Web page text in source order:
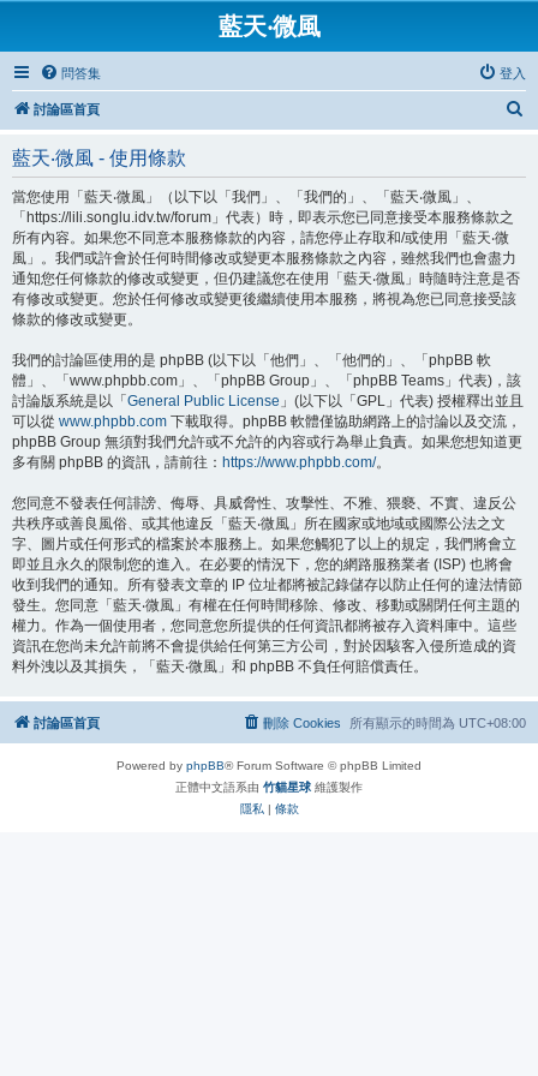
藍天‧微風
問答集 登入
討論區首頁
藍天‧微風 - 使用條款
當您使用「藍天‧微風」（以下以「我們」、「我們的」、「藍天‧微風」、
「https://lili.songlu.idv.tw/forum」代表）時，即表示您已同意接受本服務條款之
所有內容。如果您不同意本服務條款的內容，請您停止存取和/或使用「藍天‧微
風」。我們或許會於任何時間修改或變更本服務條款之內容，雖然我們也會盡力
通知您任何條款的修改或變更，但仍建議您在使用「藍天‧微風」時隨時注意是否
有修改或變更。您於任何修改或變更後繼續使用本服務，將視為您已同意接受該
條款的修改或變更。
我們的討論區使用的是 phpBB (以下以「他們」、「他們的」、「phpBB 軟
體」、「www.phpbb.com」、「phpBB Group」、「phpBB Teams」代表)，該
討論版系統是以「 General Public License 」(以下以「GPL」代表) 授權釋出並且
可以從 www.phpbb.com 下載取得。phpBB 軟體僅協助網路上的討論以及交流，
phpBB Group 無須對我們允許或不允許的內容或行為舉止負責。如果您想知道更
多有關 phpBB 的資訊，請前往： https://www.phpbb.com/。
您同意不發表任何誹謗、侮辱、具威脅性、攻擊性、不雅、猥褻、不實、違反公
共秩序或善良風俗、或其他違反「藍天‧微風」所在國家或地域或國際公法之文
字、圖片或任何形式的檔案於本服務上。如果您觸犯了以上的規定，我們將會立
即並且永久的限制您的進入。在必要的情況下，您的網路服務業者 (ISP) 也將會
收到我們的通知。所有發表文章的 IP 位址都將被記錄儲存以防止任何的違法情節
發生。您同意「藍天‧微風」有權在任何時間移除、修改、移動或關閉任何主題的
權力。作為一個使用者，您同意您所提供的任何資訊都將被存入資料庫中。這些
資訊在您尚未允許前將不會提供給任何第三方公司，對於因駭客入侵所造成的資
料外洩以及其損失，「藍天‧微風」和 phpBB 不負任何賠償責任。
討論區首頁 所有顯示的時間為 UTC+08:00
刪除 Cookies
Powered by phpBB® Forum Software © phpBB Limited
正體中文語系由 竹貓星球 維護製作
隱私 | 條款